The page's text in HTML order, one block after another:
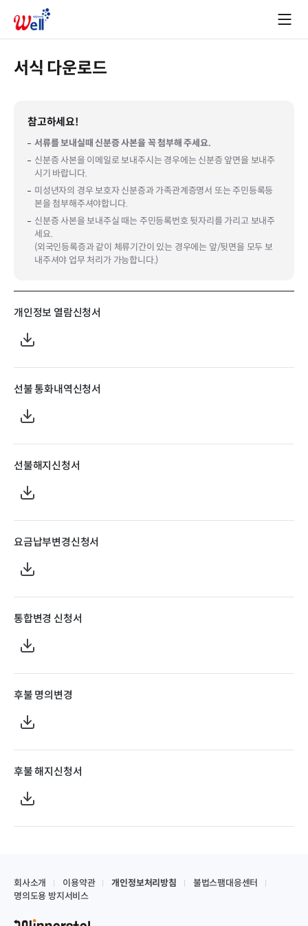
서식 다운로드
참고하세요!
서류를 보내실때 신분증 사본을 꼭 첨부해 주세요.
신분증 사본을 이메일로 보내주시는 경우에는 신분증 앞면을 보내주
시기 바랍니다.
미성년자의 경우 보호자 신분증과 가족관계증명서 또는 주민등록등
본을 첨부해주셔야합니다.
신분증 사본을 보내주실 때는 주민등록번호 뒷자리를 가리고 보내주
세요.
(외국인등록증과 같이 체류기간이 있는 경우에는 앞/뒷면을 모두 보
내주셔야 업무 처리가 가능합니다.)
개인정보 열람신청서
선불 통화내역신청서
선불해지신청서
요금납부변경신청서
통합변경 신청서
후불 명의변경
후불 해지신청서
회사소개 이용약관 개인정보처리방침
불법스팸대응센터
명의도용 방지서비스